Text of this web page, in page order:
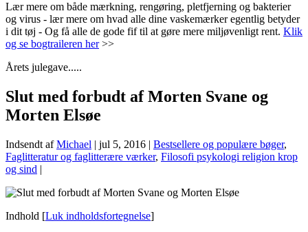
Lær mere om både mærkning, rengøring, pletfjerning og bakterier
og virus - lær mere om hvad alle dine vaskemærker egentlig betyder
i dit tøj - Og få alle de gode fif til at gøre mere miljøvenligt rent. Klik
og se bogtraileren her>>
Årets julegave.....
Slut med forbudt af Morten Svane og
Morten Elsøe
Indsendt afMichael | jul 5, 2016 | Bestsellere og populære bøger,
Faglitteratur og faglitterære værker, Filosofi psykologi religion krop
og sind |
Indhold [Luk indholdsfortegnelse]